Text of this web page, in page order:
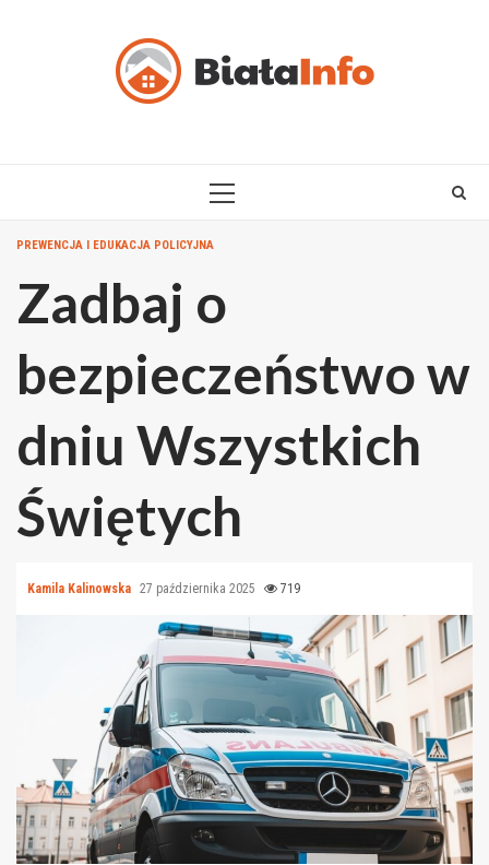
PRIMARY
PREWENCJA I EDUKACJA POLICYJNA
Zadbaj o
bezpieczeństwo w
dniu Wszystkich
Świętych
Kamila Kalinowska 27 października 2025 719